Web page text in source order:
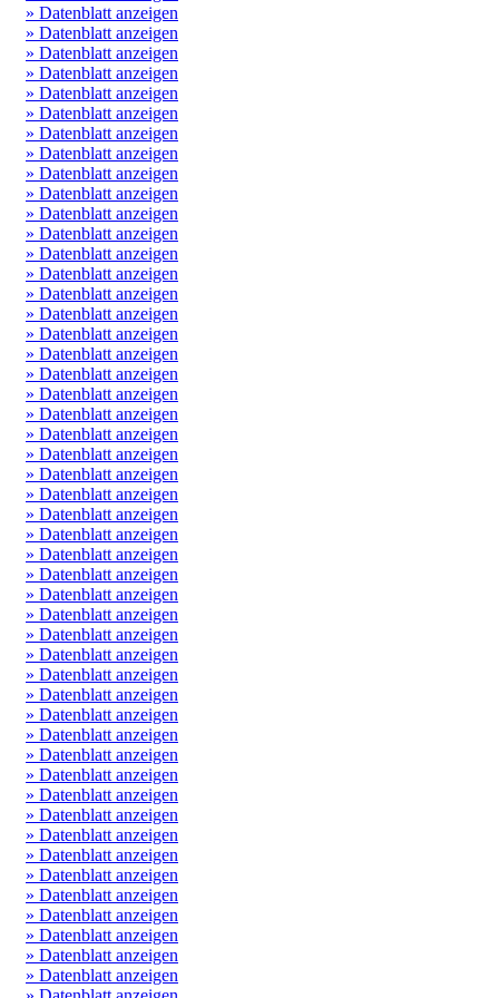
» Datenblatt anzeigen
» Datenblatt anzeigen
» Datenblatt anzeigen
» Datenblatt anzeigen
» Datenblatt anzeigen
» Datenblatt anzeigen
» Datenblatt anzeigen
» Datenblatt anzeigen
» Datenblatt anzeigen
» Datenblatt anzeigen
» Datenblatt anzeigen
» Datenblatt anzeigen
» Datenblatt anzeigen
» Datenblatt anzeigen
» Datenblatt anzeigen
» Datenblatt anzeigen
» Datenblatt anzeigen
» Datenblatt anzeigen
» Datenblatt anzeigen
» Datenblatt anzeigen
» Datenblatt anzeigen
» Datenblatt anzeigen
» Datenblatt anzeigen
» Datenblatt anzeigen
» Datenblatt anzeigen
» Datenblatt anzeigen
» Datenblatt anzeigen
» Datenblatt anzeigen
» Datenblatt anzeigen
» Datenblatt anzeigen
» Datenblatt anzeigen
» Datenblatt anzeigen
» Datenblatt anzeigen
» Datenblatt anzeigen
» Datenblatt anzeigen
» Datenblatt anzeigen
» Datenblatt anzeigen
» Datenblatt anzeigen
» Datenblatt anzeigen
» Datenblatt anzeigen
» Datenblatt anzeigen
» Datenblatt anzeigen
» Datenblatt anzeigen
» Datenblatt anzeigen
» Datenblatt anzeigen
» Datenblatt anzeigen
» Datenblatt anzeigen
» Datenblatt anzeigen
» Datenblatt anzeigen